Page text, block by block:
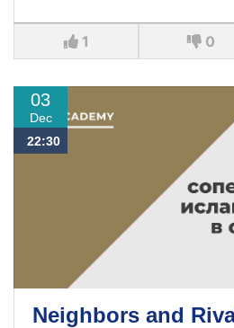
1 0
03
Dec
22:30
Neighbors and